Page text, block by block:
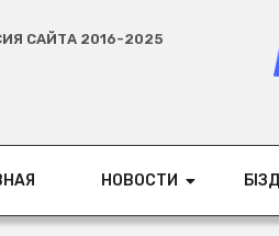
САЙТА 2016-2025
НОВОСТИ